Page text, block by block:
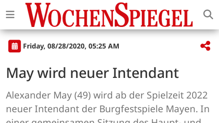
Friday, 08/28/2020, 05:25 AM
May wird neuer Intendant
Alexander May (49) wird ab der Spielzeit 2022
neuer Intendant der Burgfestspiele Mayen. In